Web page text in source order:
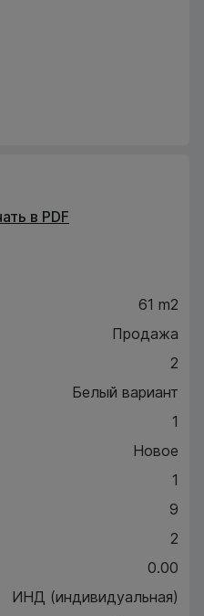
в PDF
61 m2
Продажа
2
Белый вариант
1
Новое
1
9
2
0.00
ИНД (индивидуальная)